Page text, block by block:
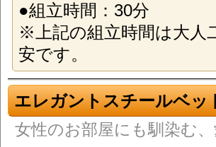
●組立時間：30分
※上記の組立時間は大人
安です。
エレガントスチールベッ
女性のお部屋にも馴染む